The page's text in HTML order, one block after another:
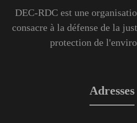
DEC-RDC est une
consacre à la défense de la
protection de
Adresses